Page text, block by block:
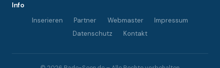
Info
Inserieren
Partner Webmaster
Impressum
Datenschutz
Kontakt